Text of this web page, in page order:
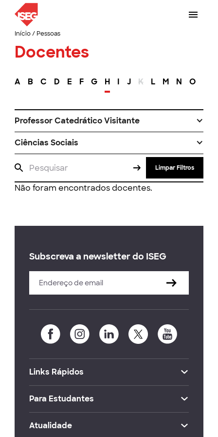
Início/ Pessoas
Docentes
A B C D E F G H I J K L M N O
Professor Catedrático Visitante
Ciências Sociais
Limpar Filtros
Não foram encontrados docentes.
Subscreva a newsletter do ISEG
Links Rápidos
Para Estudantes
Atualidade